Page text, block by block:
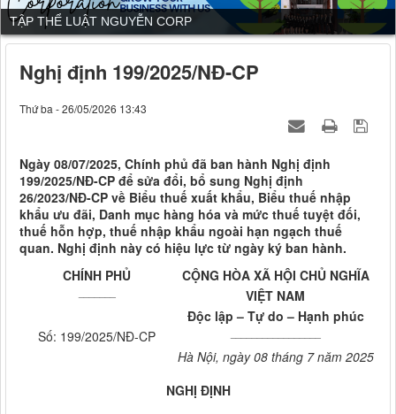
DỊCH VỤ CỦA LUẬT NGUYỄN CORP
Nghị định 199/2025/NĐ-CP
Thứ ba - 26/05/2026 13:43
Ngày 08/07/2025, Chính phủ đã ban hành Nghị định
199/2025/NĐ-CP để sửa đổi, bổ sung Nghị định
26/2023/NĐ-CP về Biểu thuế xuất khẩu, Biểu thuế nhập
khẩu ưu đãi, Danh mục hàng hóa và mức thuế tuyệt đối,
thuế hỗn hợp, thuế nhập khẩu ngoài hạn ngạch thuế
quan. Nghị định này có hiệu lực từ ngày ký ban hành.
CHÍNH PHỦ
Số: 199/2025/NĐ-CP
CỘNG HÒA XÃ HỘI CHỦ NGHĨA
VIỆT NAM
Độc lập – Tự do – Hạnh phúc
Hà Nội, ngày 08 tháng 7 năm 2025
NGHỊ ĐỊNH